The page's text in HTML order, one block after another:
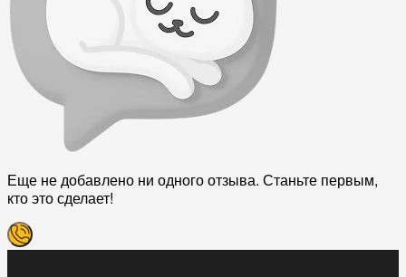
Еще не добавлено ни одного отзыва. Станьте первым,
кто это сделает!